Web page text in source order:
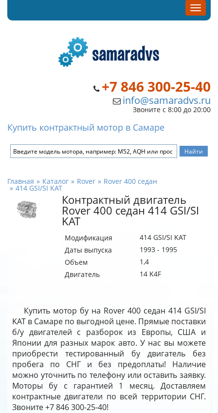
+7 846 300-25-40
info@samaradvs.ru
Звоните с 8:00 до 20:00
Купить контрактный мотор в Самаре
Главная Каталог Rover Rover 400 седан
414 GSI/SI KAT
Контрактный двигатель
Rover 400 седан 414 GSI/SI
KAT
Модификация
414 GSI/SI KAT
Даты выпуска
1993 - 1995
Объем
1,4
Двигатель
14 K4F
Купить мотор бу на Rover 400 седан 414 GSI/SI
KAT в Самаре по выгодной цене. Прямые поставки
б/у двигателей с разборок из Европы, США и
Японии для разных марок авто. У нас вы можете
приобрести тестированный бу двигатель без
пробега по СНГ и без предоплаты! Наличие
можно уточнить по телефону или оставить заявку.
Моторы бу с гарантией 1 месяц. Доставляем
контрактные двигатели по всей территории СНГ.
Звоните +7 846 300-25-40!